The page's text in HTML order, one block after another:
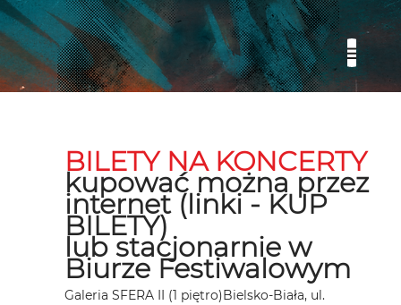
BILETY NA KONCERTY
kupować można przez
internet (linki - KUP
BILETY)
lub stacjonarnie w
Biurze Festiwalowym
Galeria SFERA II (1 piętro)Bielsko-Biała, ul.